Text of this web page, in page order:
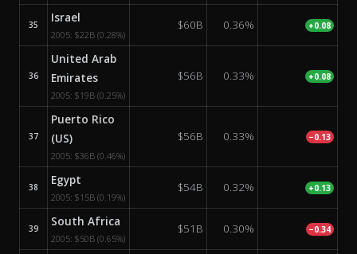
35 Israel
2005: $22B (0.28%)
$60B 0.36% +0.08
36
United Arab
Emirates
2005: $19B (0.25%)
$56B 0.33% +0.08
37
Puerto Rico
(US)
2005: $36B (0.46%)
$56B 0.33% −0.13
38 Egypt
2005: $15B (0.19%)
$54B 0.32% +0.13
39 South Africa
2005: $50B (0.65%)
$51B 0.30% −0.34